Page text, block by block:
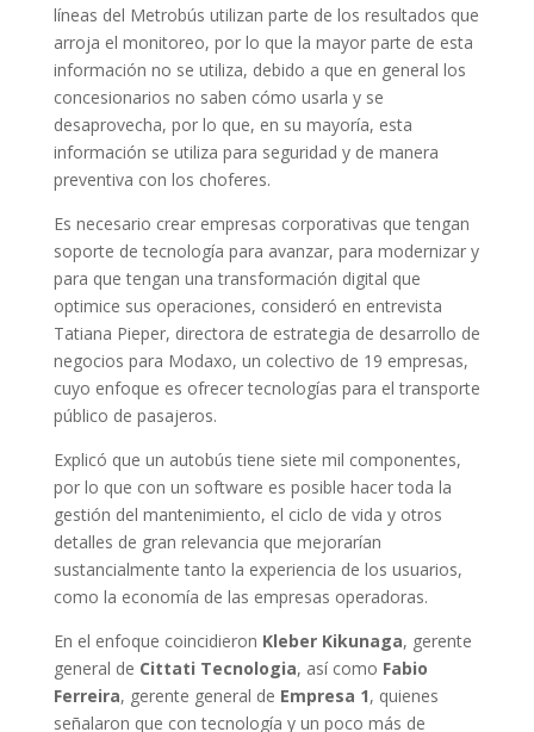
líneas del Metrobús utilizan parte de los resultados que
arroja el monitoreo, por lo que la mayor parte de esta
información no se utiliza, debido a que en general los
concesionarios no saben cómo usarla y se
desaprovecha, por lo que, en su mayoría, esta
información se utiliza para seguridad y de manera
preventiva con los choferes.
Es necesario crear empresas corporativas que tengan
soporte de tecnología para avanzar, para modernizar y
para que tengan una transformación digital que
optimice sus operaciones, consideró en entrevista
Tatiana Pieper, directora de estrategia de desarrollo de
negocios para Modaxo, un colectivo de 19 empresas,
cuyo enfoque es ofrecer tecnologías para el transporte
público de pasajeros.
Explicó que un autobús tiene siete mil componentes,
por lo que con un software es posible hacer toda la
gestión del mantenimiento, el ciclo de vida y otros
detalles de gran relevancia que mejorarían
sustancialmente tanto la experiencia de los usuarios,
como la economía de las empresas operadoras.
En el enfoque coincidieron Kleber Kikunaga, gerente
general de Cittati Tecnologia, así como Fabio
Ferreira, gerente general de Empresa 1, quienes
señalaron que con tecnología y un poco más de